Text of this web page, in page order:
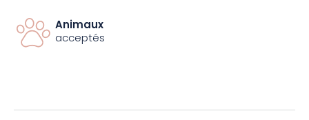
Situé en plein centre-ville, l’hôtel vous permet également
d’explorer à pied les plus beaux sites de Strasbourg : la Petite
France, les quais, les musées, ou encore les adresses
Animaux
acceptés